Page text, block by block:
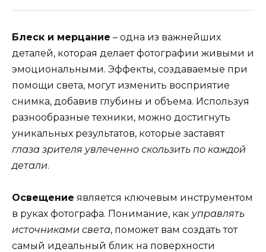
Блеск и мерцание – одна из важнейших
деталей, которая делает фотографии живыми и
эмоциональными. Эффекты, создаваемые при
помощи света, могут изменить восприятие
снимка, добавив глубины и объема. Используя
разнообразные техники, можно достигнуть
уникальных результатов, которые заставят
глаза зрителя увлеченно скользить по каждой
детали.
Освещение является ключевым инструментом
в руках фотографа. Понимание, как управлять
источниками света, поможет вам создать тот
самый идеальный блик на поверхности